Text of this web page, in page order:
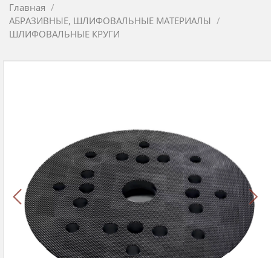
Главная
АБРАЗИВНЫЕ, ШЛИФОВАЛЬНЫЕ МАТЕРИАЛЫ
ШЛИФОВАЛЬНЫЕ КРУГИ